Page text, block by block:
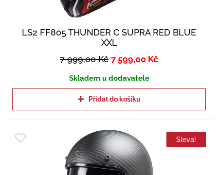
LS2 FF805 THUNDER C SUPRA RED BLUE
XXL
7 999,00Kč 7 599,00 Kč
Skladem u dodavatele
Přidat do košíku
Sleva!